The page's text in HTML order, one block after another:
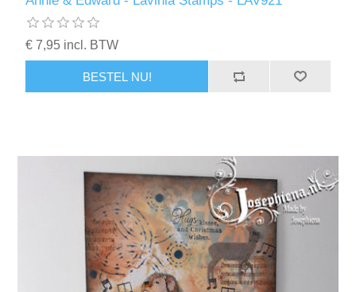
Kaarten 2021
€ 7,95 incl. BTW
BESTEL NU!